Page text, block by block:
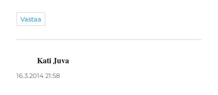
Vastaa
Kati Juva
16.3.2014 21:58